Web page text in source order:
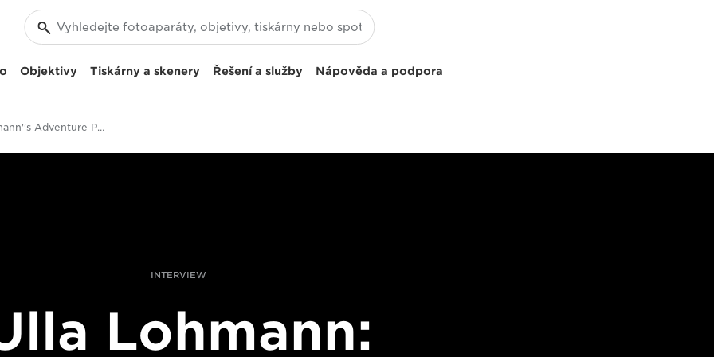
Objektivy Tiskárny a skenery Řešení a služby Nápověda a podpora
Ulla Lohmann''s Adventure Photography
INTERVIEW
Lohmann: